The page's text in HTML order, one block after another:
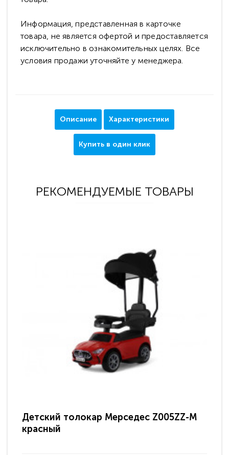
Информация, представленная в карточке
товара, не является офертой и предоставляется
исключительно в ознакомительных целях. Все
условия продажи уточняйте у менеджера.
Описание Характеристики
Купить в один клик
РЕКОМЕНДУЕМЫЕ ТОВАРЫ
Детский толокар Мерседес Z005ZZ-M
красный